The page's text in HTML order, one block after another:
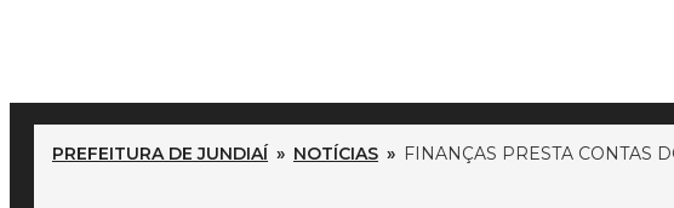
PREFEITURA DE JUNDIAÍ » NOTÍCIAS » FINANÇAS PRESTA CONTAS